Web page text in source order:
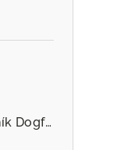
Čtyřkomorový pamlskovník Dogfitness.cz